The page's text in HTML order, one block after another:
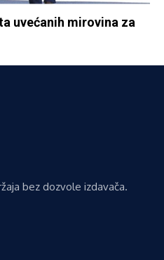
uvećanih mirovina za
bez dozvole izdavača.